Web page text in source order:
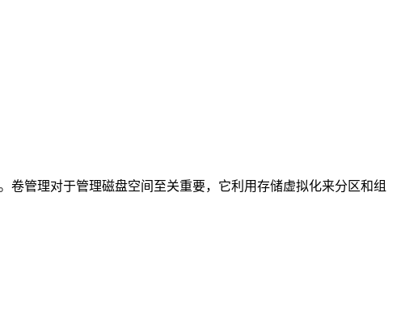
管理对于管理磁盘空间至关重要，它利用存储虚拟化来分区和组